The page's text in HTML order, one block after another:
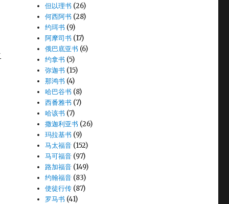
但以理书 (26)
何西阿书 (28)
约珥书 (9)
阿摩司书 (17)
俄巴底亚书 (6)
约拿书 (5)
弥迦书 (15)
那鸿书 (4)
哈巴谷书 (8)
西番雅书 (7)
哈该书 (7)
撒迦利亚书 (26)
玛拉基书 (9)
马太福音 (152)
马可福音 (97)
路加福音 (149)
约翰福音 (83)
使徒行传 (87)
罗马书 (41)